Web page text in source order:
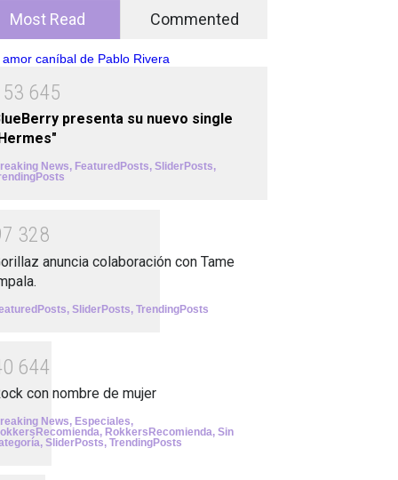
Most Read Commented
53 645
presenta su nuevo single
News, FeaturedPosts, SliderPosts,
7 328
anuncia colaboración con Tame
, SliderPosts, TrendingPosts
0 644
con nombre de mujer
News, Especiales,
, RokkersRecomienda, Sin
, SliderPosts, TrendingPosts